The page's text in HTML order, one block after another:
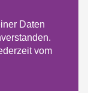
Daten
vom